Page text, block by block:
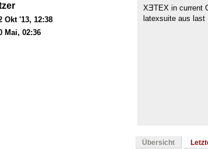
Okt '13, 12:38
Mai, 02:36
ΧƎΤΕΧ in current
latexsuite aus last
Übersicht